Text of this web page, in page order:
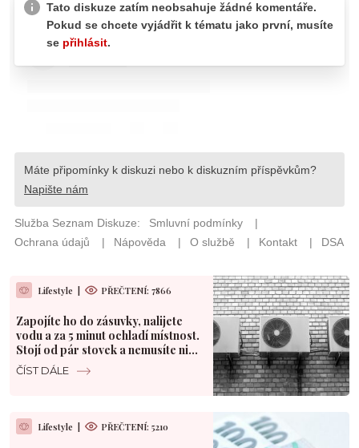
Lifestyle | PŘEČTENÍ: 7866
Zapojíte ho do zásuvky, nalijete
vodu a za 5 minut ochladí místnost.
Stojí od pár stovek a nemusíte nic
vrtat
ČÍST DÁLE
Lifestyle | PŘEČTENÍ: 5210